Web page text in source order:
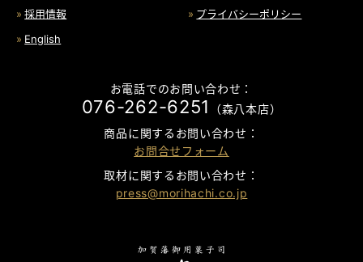
採用情報
プライバシーポリシー
English
お電話でのお問い合わせ：
076-262-6251
（森八本店）
商品に関するお問い合わせ：
お問合せフォーム
取材に関するお問い合わせ：
press@morihachi.co.jp